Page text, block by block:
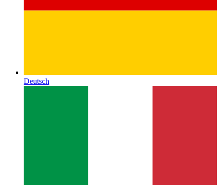
Deutsch